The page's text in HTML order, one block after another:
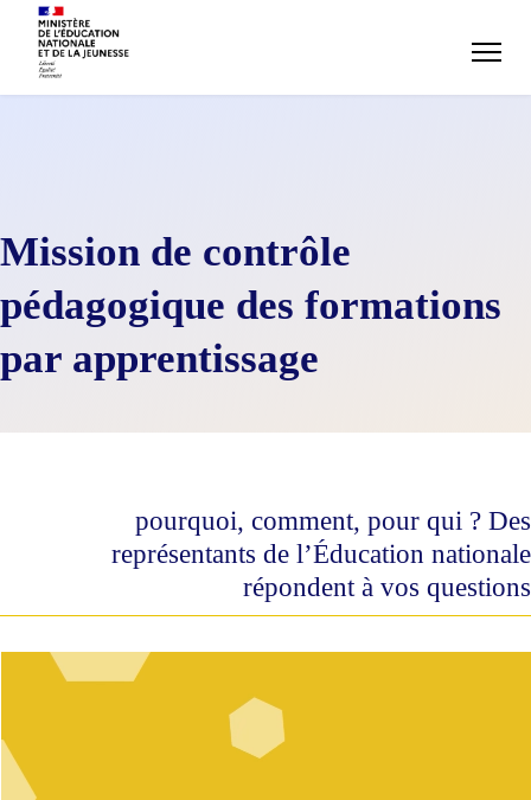
Mission de contrôle
pédagogique des formations
par apprentissage
pourquoi, comment, pour qui ? Des
représentants de l’Éducation nationale
répondent à vos questions